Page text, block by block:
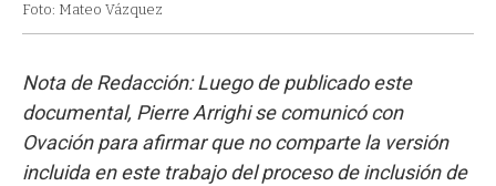
Foto: Mateo Vázquez
Nota de Redacción: Luego de publicado este
documental, Pierre Arrighi se comunicó con
Ovación para afirmar que no comparte la versión
incluida en este trabajo del proceso de inclusión de